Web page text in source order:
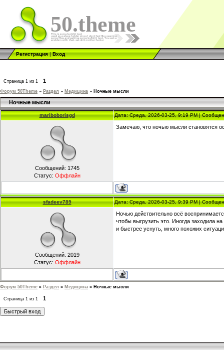
50.theme
Регистрация|Вход
Страница 1 из 1 1
Форум 50Theme » Раздел » Медицина » Ночные мысли
Ночные мысли
mariboborisgd Дата: Среда, 2026-03-25, 9:19 PM |
Сообщений: 1745
Статус: Оффлайн
Замечаю, что ночью мысли становятся
sfadeev789 Дата: Среда, 2026-03-25, 9:39 PM |
Сообщений: 2019
Статус: Оффлайн
Ночью действительно всё
чтобы выгрузить это. Иногда заходила
и быстрее уснуть, много похожих
Форум 50Theme » Раздел » Медицина » Ночные мысли
Страница 1 из 1 1